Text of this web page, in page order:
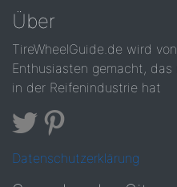
Über
TireWheelGuide.de wird
Enthusiasten gemacht, das
in der Reifenindustrie hat
Datenschutzerklärung